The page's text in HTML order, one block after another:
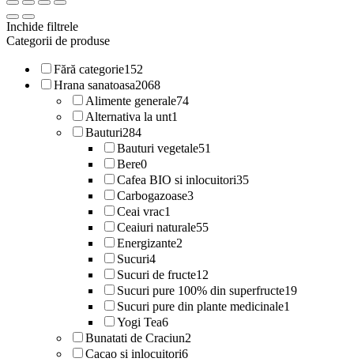
Inchide filtrele
Categorii de produse
Fără categorie152
Hrana sanatoasa2068
Alimente generale74
Alternativa la unt1
Bauturi284
Bauturi vegetale51
Bere0
Cafea BIO si inlocuitori35
Carbogazoase3
Ceai vrac1
Ceaiuri naturale55
Energizante2
Sucuri4
Sucuri de fructe12
Sucuri pure 100% din superfructe19
Sucuri pure din plante medicinale1
Yogi Tea6
Bunatati de Craciun2
Cacao si inlocuitori6